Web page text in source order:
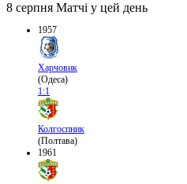
8 серпня Матчі у цей день
1957
Харчовик
(Одеса)
1:1
Колгоспник
(Полтава)
1961